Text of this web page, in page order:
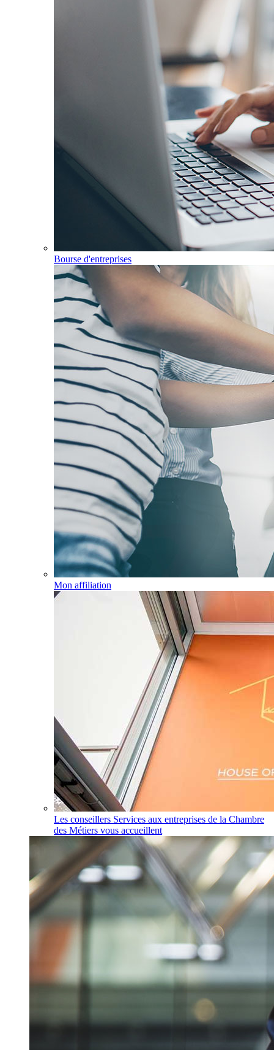
Bourse d'entreprises
Mon affiliation
Les conseillers Services aux entreprises de la Chambre
des Métiers vous accueillent